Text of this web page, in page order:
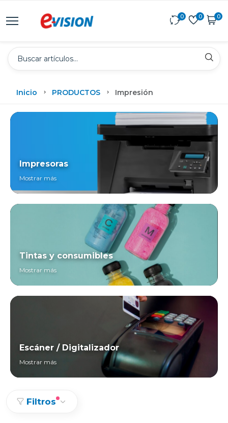
0 0 0
Inicio PRODUCTOS Impresión
Impresoras
Mostrar más
Tintas y consumibles
Mostrar más
Escáner / Digitalizador
Mostrar más
Filtros